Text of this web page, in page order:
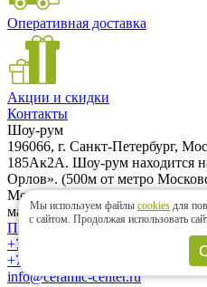
Оперативная доставка
Акции и скидки
Контакты
Шоу-рум
196066, г. Санкт-Петербург,
185Ак2А. Шоу-рум находится
Орлов». (500м от метро
Московского проспекта и с
машине только с Варшавской
Проложить маршрут
+7 (962) 343-21-12
+7 (812) 985-58-85
info@ceramic-center.ru
Мы используем файлы cookies для
с сайтом. Продолжая использовать